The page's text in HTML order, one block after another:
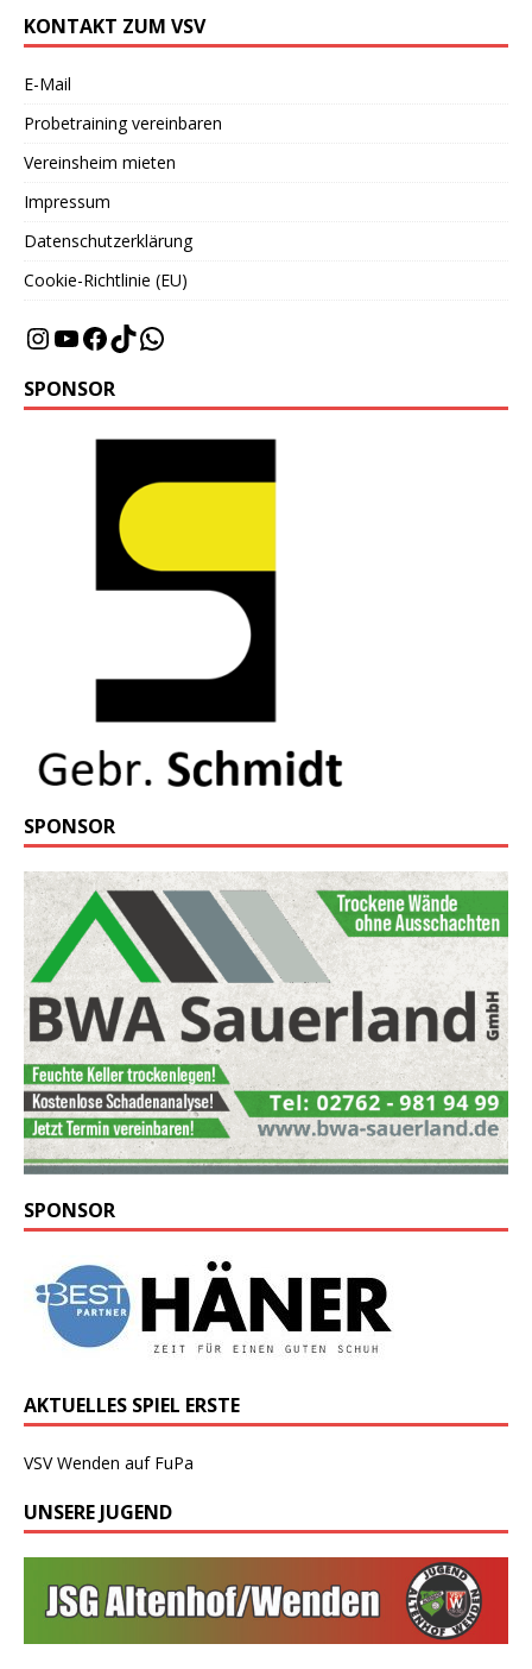
KONTAKT ZUM VSV
E-Mail
Probetraining vereinbaren
Vereinsheim mieten
Impressum
Datenschutzerklärung
Cookie-Richtlinie (EU)
SPONSOR
SPONSOR
SPONSOR
AKTUELLES SPIEL ERSTE
VSV Wenden auf FuPa
UNSERE JUGEND